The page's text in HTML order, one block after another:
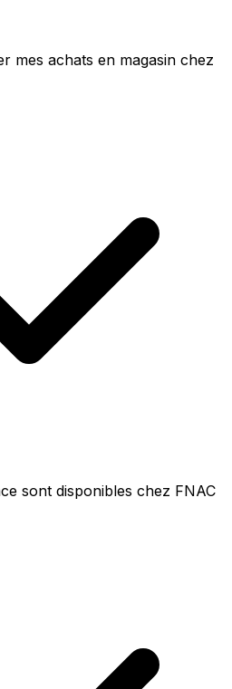
mes achats en magasin chez
sont disponibles chez FNAC